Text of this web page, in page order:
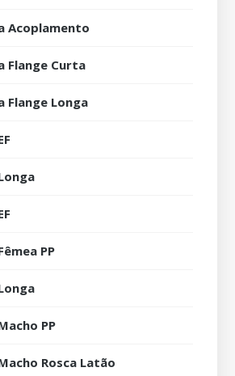
Acoplamento
Flange Curta
Flange Longa
PP
PP
Rosca Latão